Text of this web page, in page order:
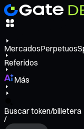
MercadosPerpetuos
Referidos
Más
Buscar token/billetera
/